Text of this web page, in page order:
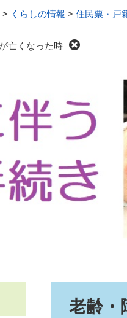
> くらしの情報 > 住民票・戸
亡くなった時
老齢・